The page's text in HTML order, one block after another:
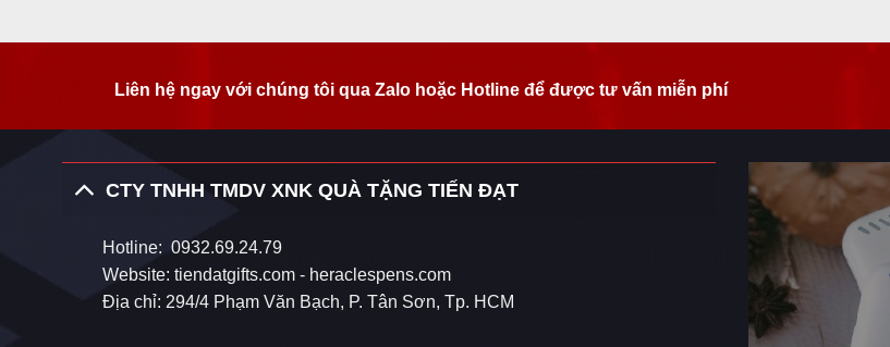
Liên hệ ngay với chúng tôi qua Zalo hoặc Hotline để được tư vấn miễn phí
CTY TNHH TMDV XNK QUÀ TẶNG TIẾN ĐẠT
Hotline: 0932.69.24.79
Website: tiendatgifts.com- heraclespens.com
Địa chỉ: 294/4 Phạm Văn Bạch, P. Tân Sơn, Tp. HCM